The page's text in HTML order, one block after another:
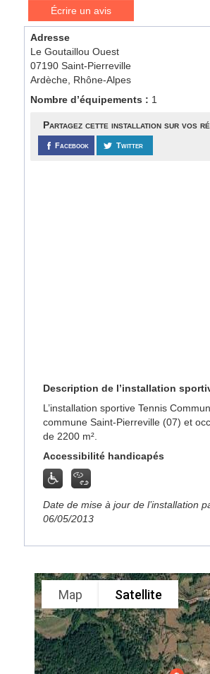
Écrire un avis
Adresse
Le Goutaillou Ouest
07190 Saint-Pierreville
Ardèche, Rhône-Alpes
Nombre d’équipements : 1
Partagez cette installation sur vos
Facebook Twitter
Description de l’installation
L’installation sportive Tennis
commune Saint-Pierreville (07) et
de 2200 m².
Accessibilité handicapés
Date de mise à jour de l’installation
06/05/2013
Map Satellite